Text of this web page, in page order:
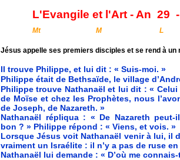
L'Evangile et l'Art - An 29 -
Mt M L
Jésus appelle ses premiers disciples et se rend à un
Il trouve Philippe, et lui dit : « Suis-moi. »
Philippe était de Bethsaïde, le village
Philippe trouve Nathanaël et lui dit : «
de Moïse et chez les Prophètes, nous
de Joseph, de Nazareth. »
Nathanaël répliqua : « De Nazareth
bon ? » Philippe répond : « Viens, et vois. »
Lorsque Jésus voit Nathanaël venir à lui, il
vraiment un Israélite : il n’y a pas de ruse
Nathanaël lui demande : « D’où me